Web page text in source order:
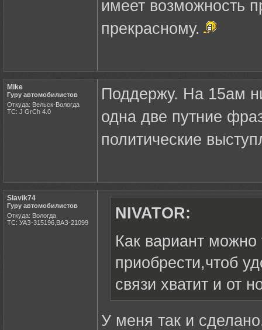
имеет возможность
прекрасному.
Mike
Гуру автомобилистов
Откуда: Вельск-Вологда
ТС: J GrCh 4.0
Поддержу. На 15ам
одна две путние
политические
Slavik74
Гуру автомобилистов
Откуда: Вологда
ТС: УАЗ-315196,ВАЗ-21099
NIVATOR:
Как вариант можно
приобрести,чтоб
связи хватит и от
У меня так и